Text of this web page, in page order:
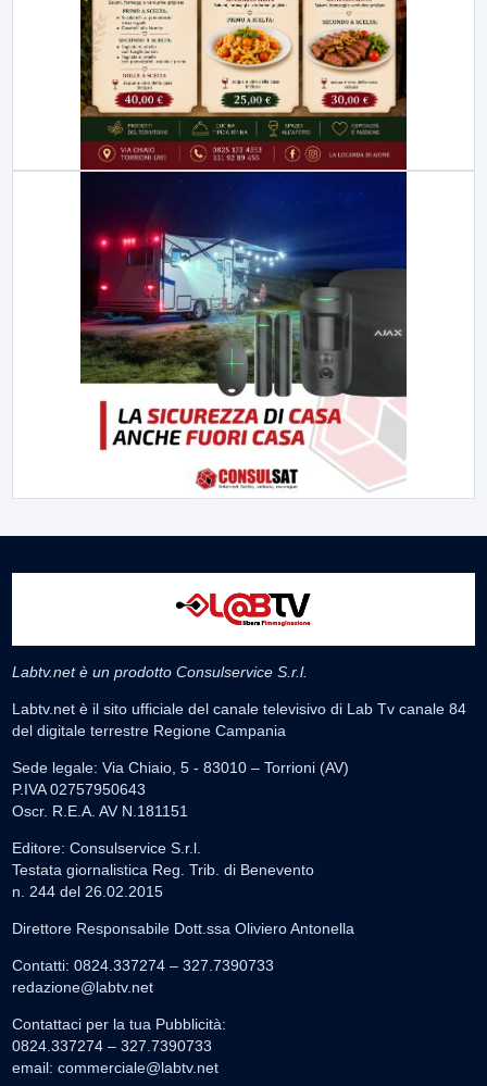
Labtv.net è un prodotto Consulservice S.r.l.
Labtv.net è il sito ufficiale del canale televisivo di Lab Tv canale 84
del digitale terrestre Regione Campania
Sede legale: Via Chiaio, 5 - 83010 – Torrioni (AV)
P.IVA 02757950643
Oscr. R.E.A. AV N.181151
Editore: Consulservice S.r.l.
Testata giornalistica Reg. Trib. di Benevento
n. 244 del 26.02.2015
Direttore Responsabile Dott.ssa Oliviero Antonella
Contatti: 0824.337274 – 327.7390733
redazione@labtv.net
Contattaci per la tua Pubblicità:
0824.337274 – 327.7390733
email: commerciale@labtv.net